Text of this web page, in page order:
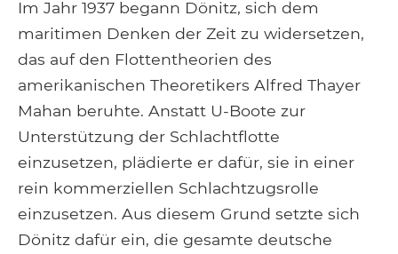
Im Jahr 1937 begann Dönitz, sich dem
maritimen Denken der Zeit zu widersetzen,
das auf den Flottentheorien des
amerikanischen Theoretikers Alfred Thayer
Mahan beruhte. Anstatt U-Boote zur
Unterstützung der Schlachtflotte
einzusetzen, plädierte er dafür, sie in einer
rein kommerziellen Schlachtzugsrolle
einzusetzen. Aus diesem Grund setzte sich
Dönitz dafür ein, die gesamte deutsche